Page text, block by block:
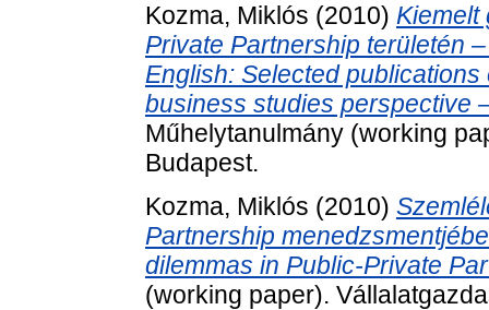
Kozma, Miklós (2010) Kiemelt
Private Partnership területén
English: Selected
business studies perspective
Műhelytanulmány (working
Budapest.
Kozma, Miklós (2010)
Partnership
dilemmas in Public-Private
(working paper).